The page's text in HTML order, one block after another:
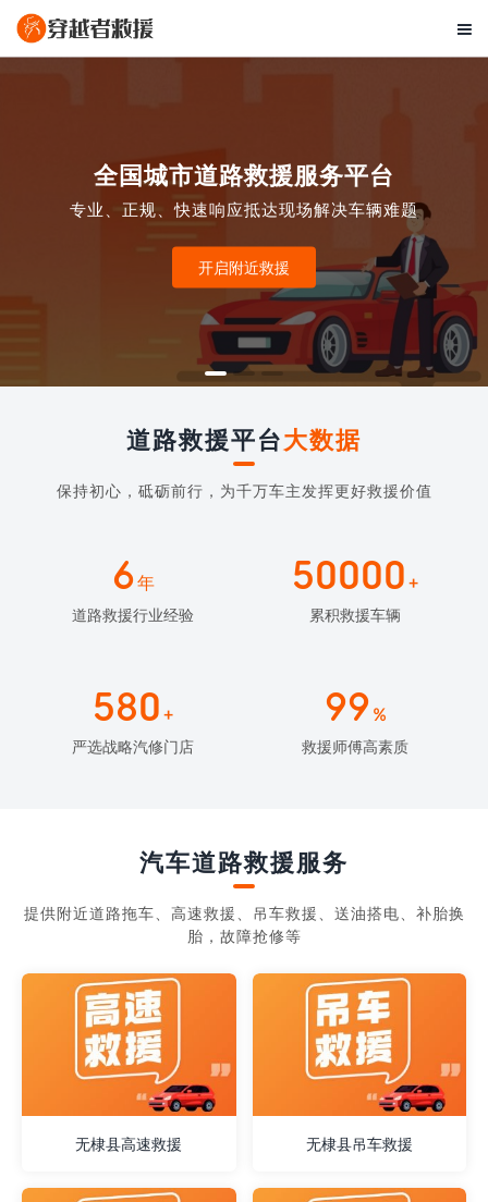

全国城市道路救援服务平台
专业、正规、快速响应抵达现场解决车辆难题
开启附近救援
道路救援平台大数据
保持初心，砥砺前行，为千万车主发挥更好救援价值
6年
道路救援行业经验
50000 +
累积救援车辆
580 +
严选战略汽修门店
99 %
救援师傅高素质
汽车道路救援服务
提供附近道路拖车、高速救援、吊车救援、送油搭电、补胎换
胎，故障抢修等
无棣县高速救援 无棣县吊车救援